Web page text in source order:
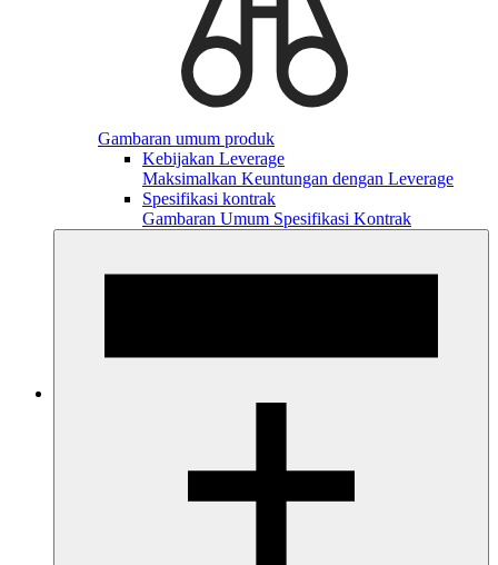
Gambaran umum produk
Kebijakan Leverage
Maksimalkan Keuntungan dengan Leverage
Spesifikasi kontrak
Gambaran Umum Spesifikasi Kontrak